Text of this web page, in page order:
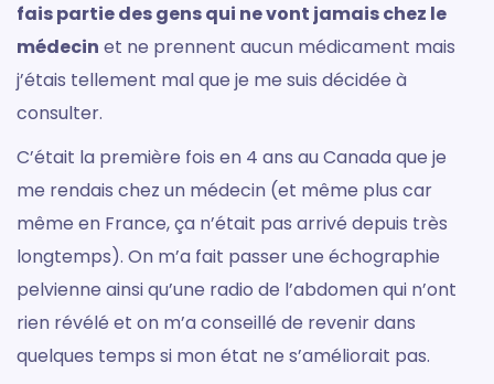
fais partie des gens qui ne vont jamais chez le
médecin et ne prennent aucun médicament mais
j’étais tellement mal que je me suis décidée à
consulter.
C’était la première fois en 4 ans au Canada que je
me rendais chez un médecin (et même plus car
même en France, ça n’était pas arrivé depuis très
longtemps). On m’a fait passer une échographie
pelvienne ainsi qu’une radio de l’abdomen qui n’ont
rien révélé et on m’a conseillé de revenir dans
quelques temps si mon état ne s’améliorait pas.